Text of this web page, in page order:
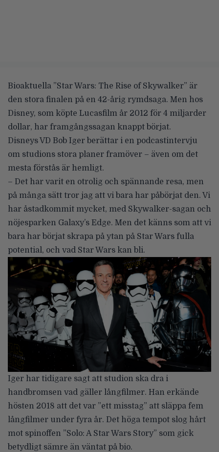
Bioaktuella ”Star Wars: The Rise of Skywalker” är
den stora finalen på en 42-årig rymdsaga. Men hos
Disney, som köpte Lucasfilm år 2012 för 4 miljarder
dollar, har framgångssagan knappt börjat.
Disneys VD Bob Iger berättar i en podcastintervju
om studions stora planer framöver – även om det
mesta förstås är hemligt.
– Det har varit en otrolig och spännande resa, men
på många sätt tror jag att vi bara har påbörjat den. Vi
har åstadkommit mycket, med Skywalker-sagan och
nöjesparken Galaxy’s Edge. Men det känns som att vi
bara har börjat skrapa på ytan på Star Wars fulla
potential, och vad Star Wars kan bli.
Iger har tidigare sagt att studion ska dra i
handbromsen vad gäller långfilmer. Han erkände
hösten 2018 att det var ”ett misstag” att släppa fem
långfilmer under fyra år. Det höga tempot slog hårt
mot spinoffen ”Solo: A Star Wars Story” som gick
betydligt sämre än väntat på bio.